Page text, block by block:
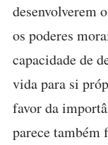
desenvolverem
os poderes
capacidade de
vida para si
favor da
parece também